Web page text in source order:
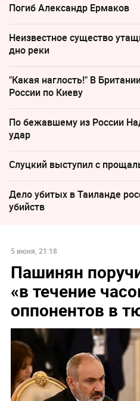
Погиб Александр Ермаков
Неизвестное существо
дно реки
"Какая наглость!" В
России по Киеву
По бежавшему из России
удар
Слуцкий выступил с
Дело убитых в Таиланде
убийств
5 июня, 21:18
Пашинян
«в течение
оппонентов в